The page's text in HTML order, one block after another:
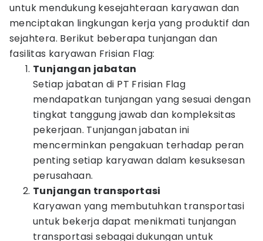
untuk mendukung kesejahteraan karyawan dan
menciptakan lingkungan kerja yang produktif dan
sejahtera. Berikut beberapa tunjangan dan
fasilitas karyawan Frisian Flag:
Tunjangan jabatan
Setiap jabatan di PT Frisian Flag
mendapatkan tunjangan yang sesuai dengan
tingkat tanggung jawab dan kompleksitas
pekerjaan. Tunjangan jabatan ini
mencerminkan pengakuan terhadap peran
penting setiap karyawan dalam kesuksesan
perusahaan.
Tunjangan transportasi
Karyawan yang membutuhkan transportasi
untuk bekerja dapat menikmati tunjangan
transportasi sebagai dukungan untuk